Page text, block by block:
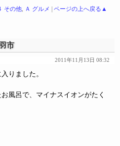
その他, Ａ グルメ ページの上へ戻る▲
市
2011年11月13日 08:32
りました。
風呂で、マイナスイオンがたく